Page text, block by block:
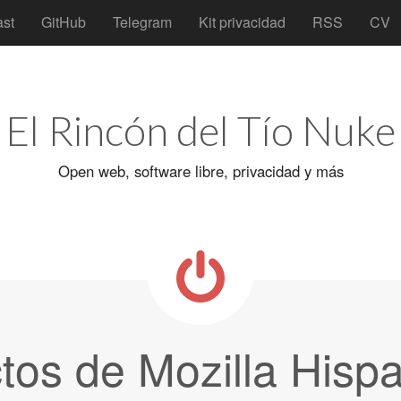
GitHub Telegram Kit privacidad RSS CV
El Rincón del Tío Nuke
Open web, software libre, privacidad y más
de Mozilla